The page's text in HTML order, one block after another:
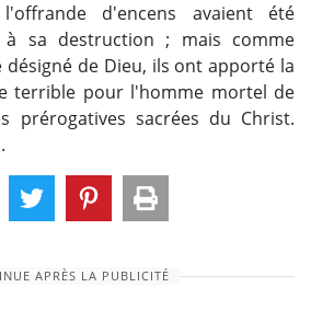
d'encens avaient été
sa destruction ; mais comme
de Dieu, ils ont apporté la
terrible pour l'homme mortel de
prérogatives sacrées du Christ.
.
APRÈS LA PUBLICITÉ